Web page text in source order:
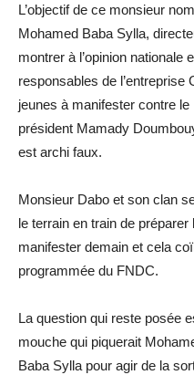
L’objectif de ce monsieur
Mohamed Baba Sylla,
montrer à l’opinion nationale
responsables de l’entreprise
jeunes à manifester contre le
président Mamady
est archi faux.
Monsieur Dabo et son clan
le terrain en train de
manifester demain et cela
programmée du FNDC.
La question qui reste posée
mouche qui piquerait
Baba Sylla pour agir de la